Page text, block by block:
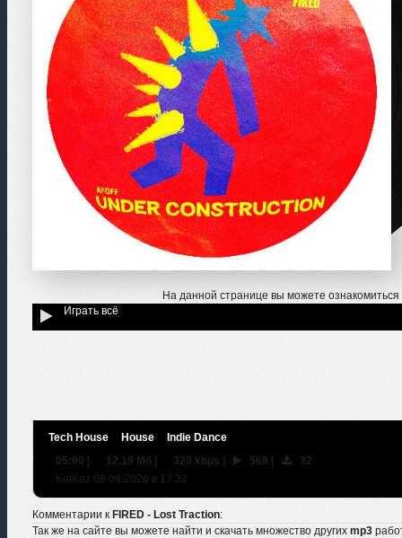
На данной странице вы можете
Играть всё
Tech House House
Indie Dance
05:00 | 12.19 Мб | 320 kbps | 568 |
32
KotKaz 08.06.2026 в 17:32
Комментарии к FIRED - Lost Traction:
Так же на сайте вы можете найти и скачать множество других mp3